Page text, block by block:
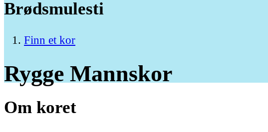
Brødsmulesti
Finn et kor
Rygge Mannskor
Om koret